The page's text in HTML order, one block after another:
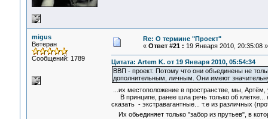
migus
Ветеран
Сообщений: 1789
Re: О термине "Проект"
« Ответ #21 : 19 Января 2010, 20:35:08 »
Цитата: Artem K. от 19 Января 2010, 05:54:34
ВВП - проект. Потому что они объединены не
дополнительным, личным. Они имеют
...их местоположение в пространстве, мы,
В принципе, ранее шла речь только об клетке...
сказать - экстравагантные... т.е из различных
Их обьединяет только "забор из прутьев", в